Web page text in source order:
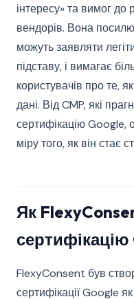
інтересу» та вимог до
вендорів. Вона
можуть заявляти
підставу, і вимагає
користувачів про те,
дані. Від CMP, які
сертифікацію Google,
міру того, як він стає
Як
сертифікацію
FlexyConsent був
сертифікації Google